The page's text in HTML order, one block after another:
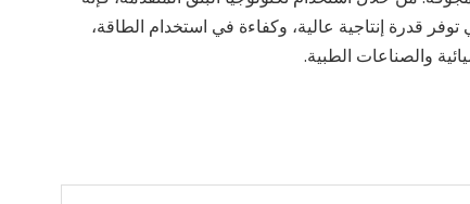
قدرة إنتاجية عالية، وكفاءة في استخدام الطاقة،
والصناعات الطبية.